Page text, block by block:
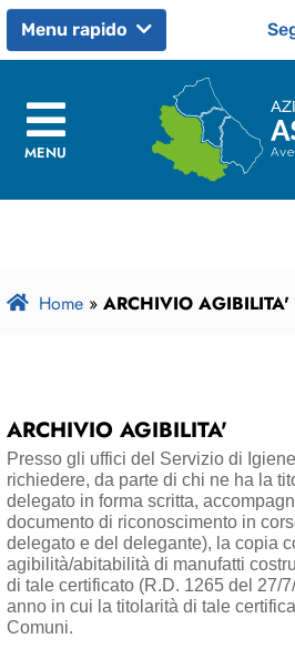
Menu rapido
MENU
Home » ARCHIVIO AGIBILITA'
ARCHIVIO AGIBILITA'
Presso gli uffici del Servizio di
richiedere, da parte di chi ne ha la
delegato in forma scritta,
documento di riconoscimento in
delegato e del delegante), la copia
agibilità/abitabilità di manufatti
di tale certificato (R.D. 1265 del 27/
anno in cui la titolarità di tale
Comuni.